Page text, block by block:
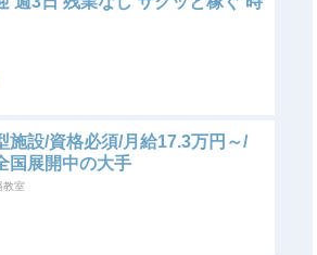
施設/資格必須/月給17.3万円～/
国展開中の大手
教室